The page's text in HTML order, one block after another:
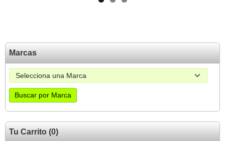
Marcas
Tu Carrito (0)